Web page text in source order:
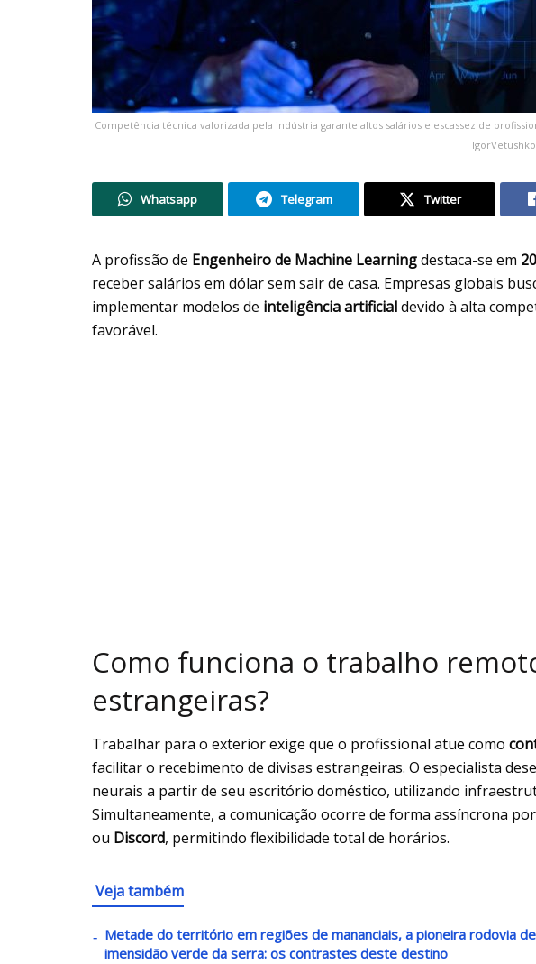
Competência técnica valorizada pela indústria garante altos salários e escassez de
Whatsapp Telegram Twitter
A profissão de Engenheiro de Machine Learningdestaca-se em
receber salários em dólar sem sair de casa. Empresas globais
implementar modelos de inteligência artificialdevido à alta
favorável.
Como funciona o trabalho
estrangeiras?
Trabalhar para o exterior exige que o profissional atue como
facilitar o recebimento de divisas estrangeiras. O especialista
neurais a partir de seu escritório doméstico, utilizando
Simultaneamente, a comunicação ocorre de forma assíncrona
ou Discord, permitindo flexibilidade total de horários.
Veja também
Metade do território em regiões de mananciais, a pioneira rodovia
imensidão verde da serra: os contrastes deste destino